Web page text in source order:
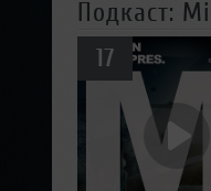
Подкаст:
17